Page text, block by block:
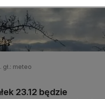
gł.: meteo
23.12 będzie